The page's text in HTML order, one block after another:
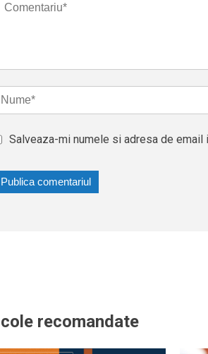
Salveaza-mi numele si adresa de
recomandate